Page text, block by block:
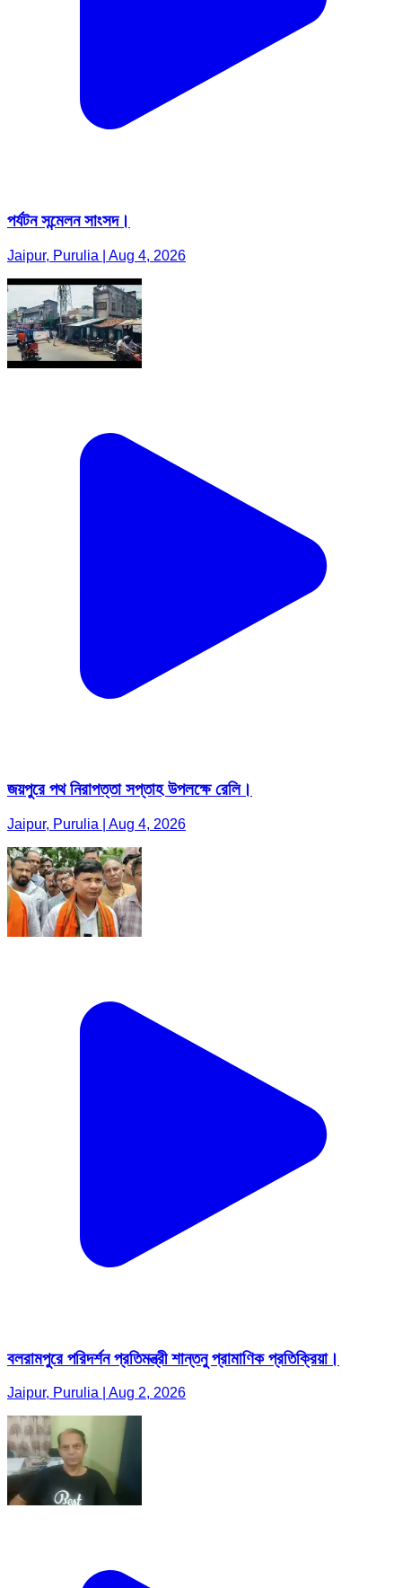
পর্যটন সন্মেলন সাংসদ।
Jaipur, Purulia | Aug 4, 2026
জয়পুরে পথ নিরাপত্তা সপ্তাহ উপলক্ষে রেলি।
Jaipur, Purulia | Aug 4, 2026
বলরামপুরে পরিদর্শন প্রতিমন্ত্রী শান্তনু প্রামাণিক প্রতিক্রিয়া।
Jaipur, Purulia | Aug 2, 2026